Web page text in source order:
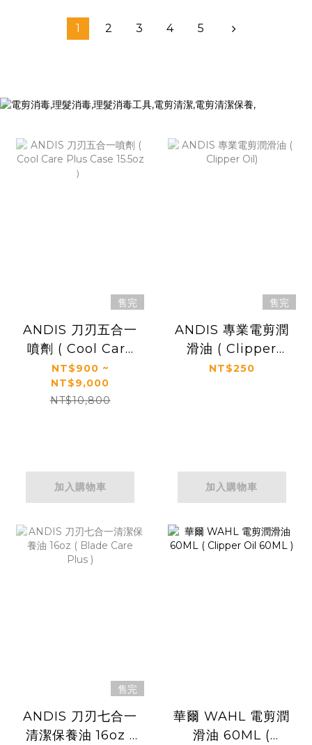
1 2 3 4 5
售完
ANDIS 刀刃五合一
噴劑 ( Cool Care
Plus Case 15.5oz
）
NT$900 ~
NT$9,000
NT$10,800
加入購物車
售完
ANDIS 專業電剪潤
滑油 ( Clipper
Oil)
NT$250
加入購物車
售完
ANDIS 刀刃七合一
清潔保養油 16oz (
華爾 WAHL 電剪潤
滑油 60ML (